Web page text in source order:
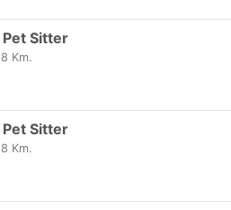
Pet Sitter
8 Km.
Pet Sitter
8 Km.